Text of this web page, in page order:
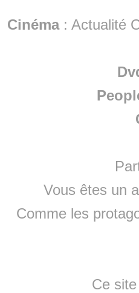
Cinéma: Actualité
Vous êtes un
Comme les
Ce